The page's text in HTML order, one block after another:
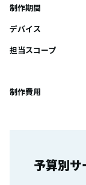
制作期間
デバイス
担当スコープ
制作費用
予算別